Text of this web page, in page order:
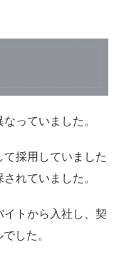
っていました。
採用していました
れていました。
トから入社し、契
した。